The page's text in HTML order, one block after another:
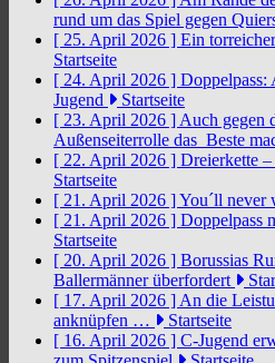
rund um das Spiel gegen
[ 25. April 2026 ] Ein
Startseite
[ 24. April 2026 ] Doppelpass:
Jugend
Startseite
[ 23. April 2026 ] Auch gegen
Außenseiterrolle das Beste
[ 22. April 2026 ] Dreierkette
Startseite
[ 21. April 2026 ]You´ll never
[ 21. April 2026 ] Doppelpass
Startseite
[ 20. April 2026 ] Borussias
Ballermänner überfordert
[ 17. April 2026 ] An die
anknüpfen …
Startseite
[ 16. April 2026 ] C-Jugend